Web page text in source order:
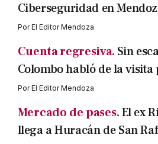
Ciberseguridad en
PorEl Editor Mendoza
Cuenta regresiva. Sin
Colombo habló de la visita
PorEl Editor Mendoza
Mercado de pases.El ex
llega a Huracán de San